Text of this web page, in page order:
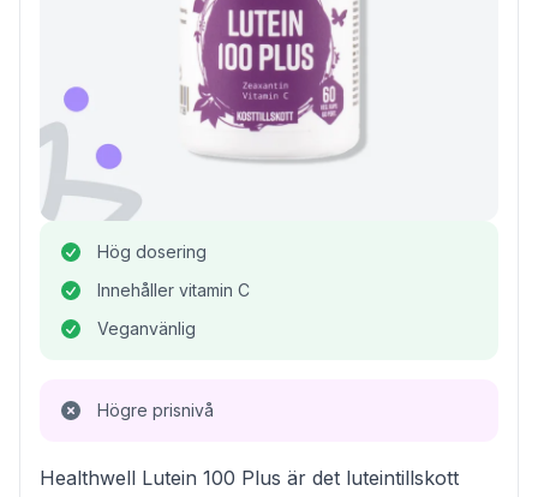
Hög dosering
Innehåller vitamin C
Veganvänlig
Högre prisnivå
Healthwell Lutein 100 Plus är det luteintillskott